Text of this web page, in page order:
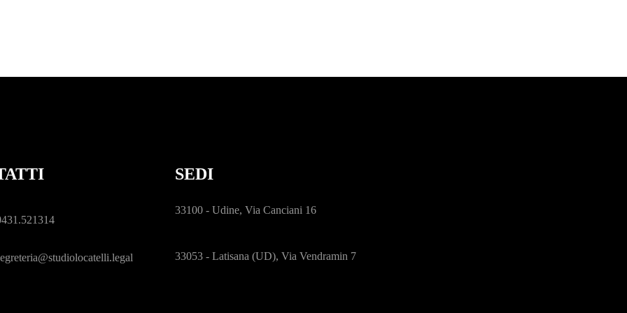
SEDI
33100 - Udine, Via Canciani 16
33053 - Latisana (UD), Via Vendramin 7